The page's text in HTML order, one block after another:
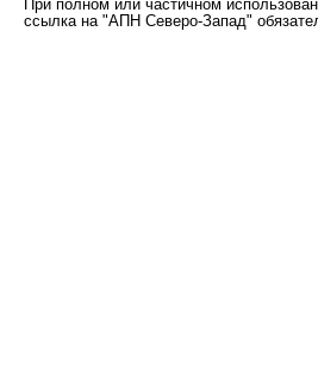
При полном или частичном
ссылка на "АПН Северо-Запад"